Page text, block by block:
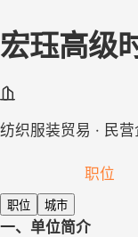
宏珏高级
纺织服装贸易 · 民
职位
职位 城市
一、单位简介